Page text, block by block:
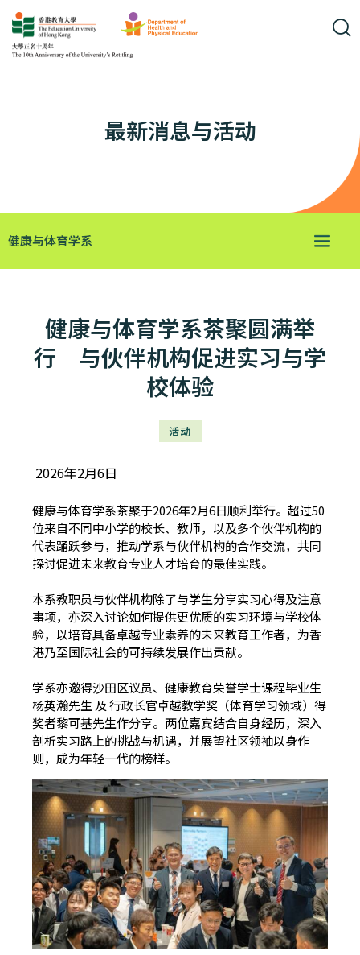
最新消息与活动
健康与体育学系
健康与体育学系茶聚圆满举
行 与伙伴机构促进实习与学
校体验
活动
2026年2月6日
健康与体育学系茶聚于2026年2月6日顺利举行。超过50
位来自不同中小学的校长、教师，以及多个伙伴机构的
代表踊跃参与，推动学系与伙伴机构的合作交流，共同
探讨促进未来教育专业人才培育的最佳实践。
本系教职员与伙伴机构除了与学生分享实习心得及注意
事项，亦深入讨论如何提供更优质的实习环境与学校体
验，以培育具备卓越专业素养的未来教育工作者，为香
港乃至国际社会的可持续发展作出贡献。
学系亦邀得沙田区议员、健康教育荣誉学士课程毕业生
杨英瀚先生 及 行政长官卓越教学奖（体育学习领域）得
奖者黎可基先生作分享。两位嘉宾结合自身经历，深入
剖析实习路上的挑战与机遇，并展望社区领袖以身作
则，成为年轻一代的榜样。